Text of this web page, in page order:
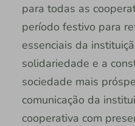
para todas as
período festivo para
essenciais da
solidariedade e a
sociedade mais
comunicação da
cooperativa com